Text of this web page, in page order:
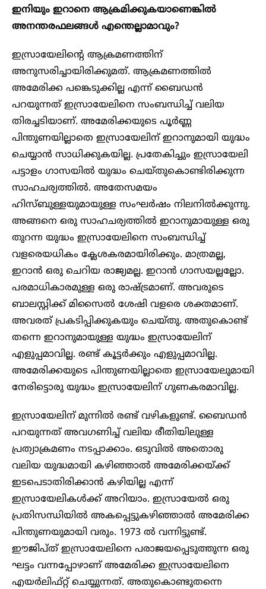
ഇനിയും ഇറാനെ ആക്രമിക്കുകയാണെങ്കിൽ
അനന്തരഫലങ്ങൾ എന്തെല്ലാമാവും?
ഇസ്രായേലിന്റെ ആക്രമണത്തിന്
അനുസരിച്ചായിരിക്കുമത്. ആക്രമണത്തിൽ
അമേരിക്ക പങ്കെടുക്കില്ല എന്ന് ബൈഡൻ
പറയുന്നത് ഇസ്രായേലിനെ സംബന്ധിച്ച് വലിയ
തിരച്ചടിയാണ്. അമേരിക്കയുടെ പൂർണ്ണ
പിന്തുണയില്ലാതെ ഇസ്രായേലിന് ഇറാനുമായി യുദ്ധം
ചെയ്യാൻ സാധിക്കുകയില്ല. പ്രതേകിച്ചും ഇസ്രായേലി
പട്ടാളം ഗാസയിൽ യുദ്ധം ചെയ്തുകൊണ്ടിരിക്കുന്ന
സാഹചര്യത്തിൽ. അതേസമയം
ഹിസ്ബുള്ളയുമായുള്ള സംഘർഷം നിലനിൽക്കുന്നു.
അങ്ങനെ ഒരു സാഹചര്യത്തിൽ ഇറാനുമായുള്ള ഒരു
തുറന്ന യുദ്ധം ഇസ്രായേലിനെ സംബന്ധിച്ച്
വളരെയധികം ക്ലേശകരമായിരിക്കും. മാത്രമല്ല,
ഇറാൻ ഒരു ചെറിയ രാജ്യമല്ല. ഇറാൻ ഗാസയല്ലല്ലോ.
പരമാധികാരമുള്ള ഒരു രാഷ്ട്രമാണ്. അവരുടെ
ബാലസ്റ്റിക്ക് മിസൈൽ ശേഷി വളരെ ശക്തമാണ്.
അവരത് പ്രകടിപ്പിക്കുകയും ചെയ്തു. അതുകൊണ്ട്
തന്നെ ഇറാനുമായുള്ള യുദ്ധം ഇസ്രായേലിന്
എളുപ്പമാവില്ല. രണ്ട് കൂട്ടർക്കും എളുപ്പമാവില്ല.
അമേരിക്കയുടെ പിന്തുണയില്ലാതെ ഇസ്രായേലുമായി
നേരിട്ടൊരു യുദ്ധം ഇസ്രായേലിന് ഗുണകരമാവില്ല.
ഇസ്രായേലിന് മുന്നിൽ രണ്ട് വഴികളുണ്ട്. ബൈഡൻ
പറയുന്നത് അവഗണിച്ച് വലിയ രീതിയിലുള്ള
പ്രത്യാക്രമണം നടപ്പാക്കാം. ഒടുവിൽ അതൊരു
വലിയ യുദ്ധമായി കഴിഞ്ഞാൽ അമേരിക്കയ്ക്ക്
ഇടപെടാതിരിക്കാൻ കഴിയില്ല എന്ന്
ഇസ്രായേലികൾക്ക് അറിയാം. ഇസ്രായേൽ ഒരു
പ്രതിസന്ധിയിൽ അകപ്പെട്ടുകഴിഞ്ഞാൽ അമേരിക്ക
പിന്തുണയുമായി വരും. 1973 ൽ വന്നിട്ടുണ്ട്.
ഈജിപ്ത് ഇസ്രായേലിനെ പരാജയപ്പെടുത്തുന്ന ഒരു
ഘട്ടം വന്നപ്പോഴാണ് അമേരിക്ക ഇസ്രായേലിനെ
എയർലിഫ്റ്റ് ചെയ്യുന്നത്. അതുകൊണ്ടുതന്നെ